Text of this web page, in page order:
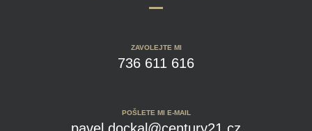
ZAVOLEJTE MI
736 611 616
POŠLETE MI E-MAIL